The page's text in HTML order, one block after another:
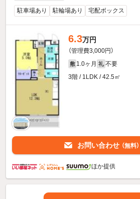
駐車場あり 駐輪場あり 宅配ボックス
6.3万円
（管理費3,000円）
敷 1.0ヶ月 礼 不要
3階 / 1LDK / 42.5㎡
お問い合わせ （無料）
ほか提供